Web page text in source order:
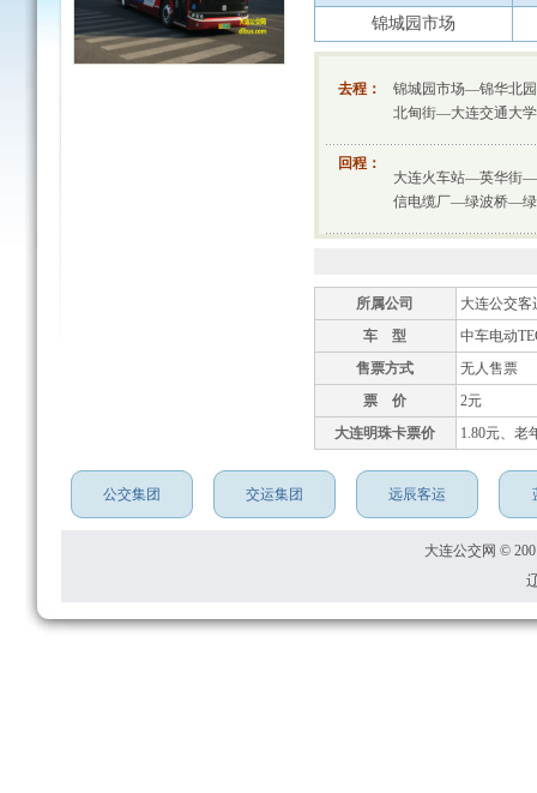
锦城园市场
去程：
锦城园市场—锦华北
北甸街—大连交通大
回程：
大连火车站—英华街
信电缆厂—绿波桥—
所属公司
大连公交客
车 型
中车电动
售票方式
无人售票
票 价
2元
大连明珠卡票价
1.80元、老
公交集团 交运集团 远辰客运
大连公交网 ©